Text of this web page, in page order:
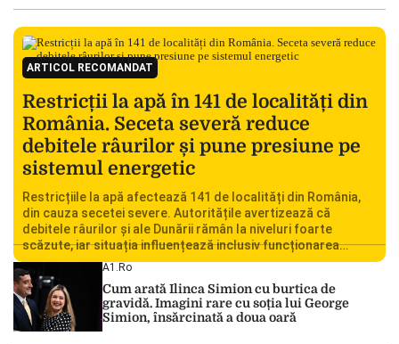
ARTICOL RECOMANDAT
Restricții la apă în 141 de localități din
România. Seceta severă reduce
debitele râurilor și pune presiune pe
sistemul energetic
Restricțiile la apă afectează 141 de localități din România,
din cauza secetei severe. Autoritățile avertizează că
debitele râurilor și ale Dunării rămân la niveluri foarte
scăzute, iar situația influențează inclusiv funcționarea
Centralei Nucleare de la Cernavodă. România se confruntă
cu una dintre cele mai dificile perioade din punct de vedere
hidrologic din ultimii ani. Lipsa […]
A1.ro
Cum arată Ilinca Simion cu burtica de
gravidă. Imagini rare cu soția lui George
Simion, însărcinată a doua oară